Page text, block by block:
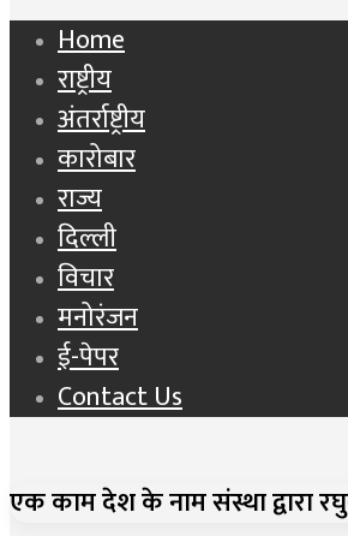
for
Home
राष्ट्रीय
अंतर्राष्ट्रीय
कारोबार
राज्य
दिल्ली
विचार
मनोरंजन
ई-पेपर
Contact Us
एक काम देश के नाम संस्था द्वारा